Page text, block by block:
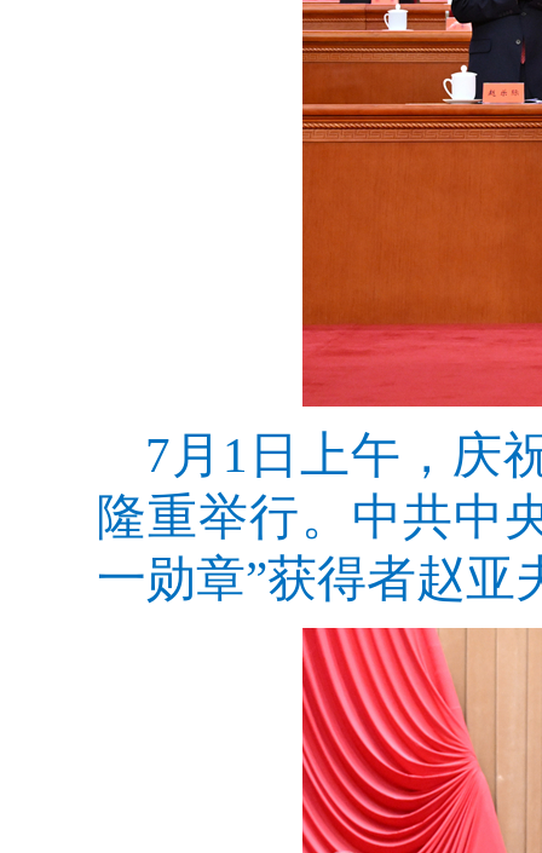
7月1日上午，庆
隆重举行。中共中
一勋章”获得者赵亚